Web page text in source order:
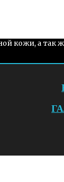
кожи, а так